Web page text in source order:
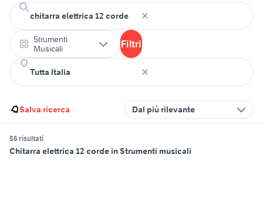
Strumenti
Musicali
Filtri
Salva ricerca Dal più rilevante
56 risultati
Chitarra elettrica 12 corde in Strumenti musicali